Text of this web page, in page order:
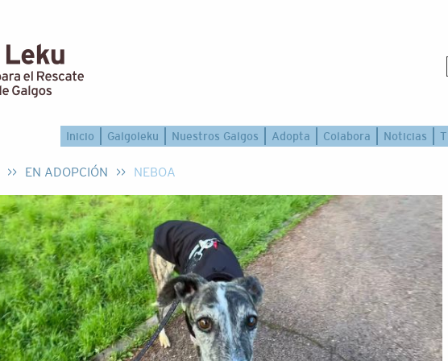
Inicio Galgoleku Nuestros Galgos Adopta Colabora Noticias
>> EN ADOPCIÓN >> NEBOA